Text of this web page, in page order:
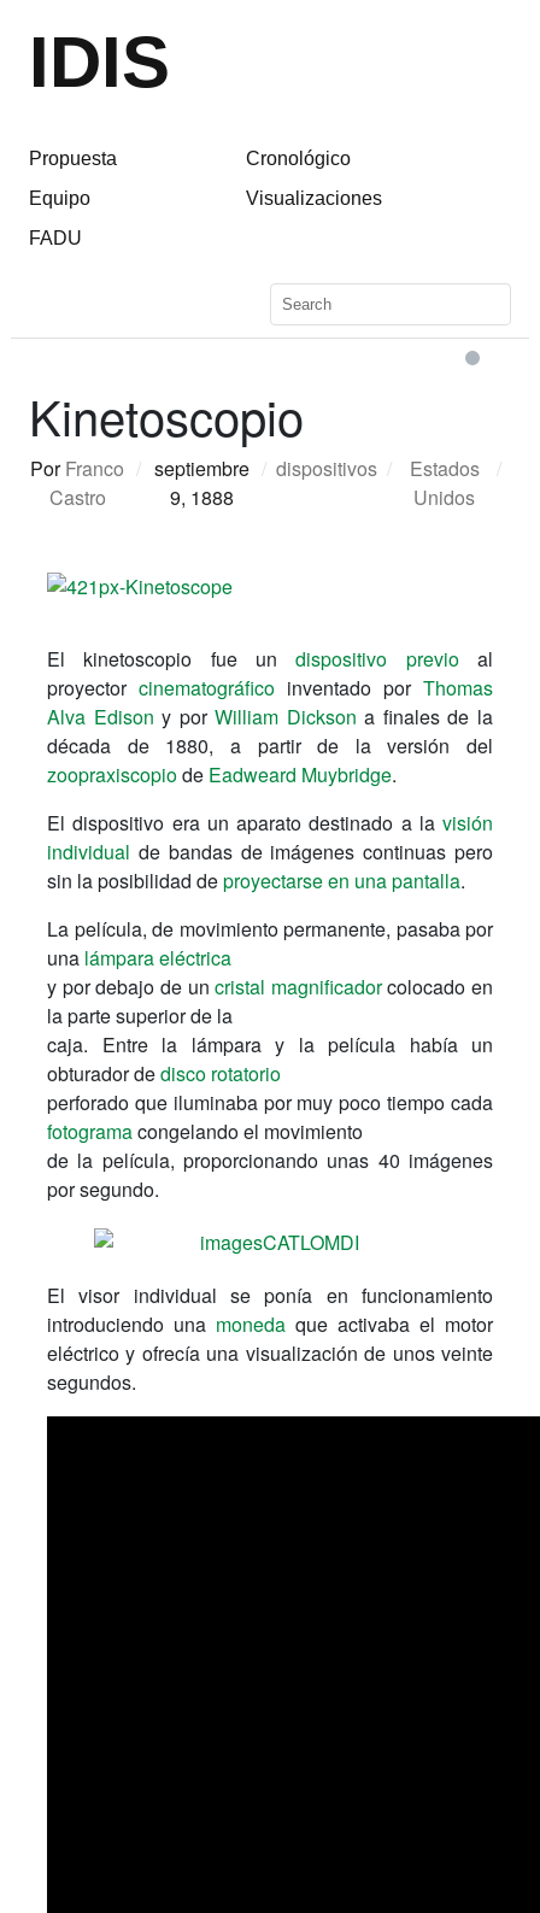
IDIS
Propuesta
Equipo
FADU
Cronológico
Visualizaciones
Kinetoscopio
PorFranco
Castro
/ septiembre
9, 1888
/ dispositivos /
Estados
Unidos
/
El kinetoscopio fue undispositivo previoal
proyector cinematográfico inventado por Thomas
Alva Edisony porWilliam Dickson a finales de la
década de 1880, a partir de la versión del
zoopraxiscopiode Eadweard Muybridge.
El dispositivo era un aparato destinado a la visión
individual de bandas de imágenes continuas pero
sin la posibilidad deproyectarse en una pantalla.
La película, de movimiento permanente, pasaba por
una lámpara eléctrica
y por debajo de uncristal magnificadorcolocado en
la parte superior de la
caja. Entre la lámpara y la película había un
obturador dedisco rotatorio
perforado que iluminaba por muy poco tiempo cada
fotogramacongelando el movimiento
de la película, proporcionando unas 40 imágenes
por segundo.
El visor individual se ponía en funcionamiento
introduciendo una moneda que activaba el motor
eléctrico y ofrecía una visualización de unos veinte
segundos.